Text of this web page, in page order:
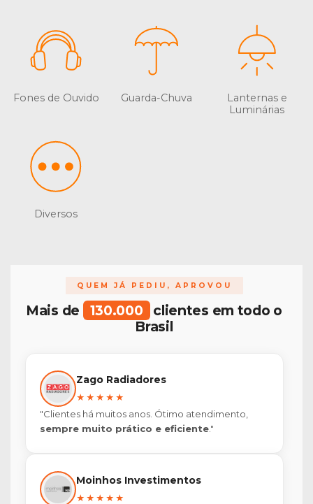
Fones de Ouvido Guarda-Chuva
Lanternas e
Luminárias
Diversos
QUEM JÁ PEDIU, APROVOU
Mais de 130.000
clientes em todo o
Brasil
Zago Radiadores
★★★★★
"Clientes há muitos anos. Ótimo atendimento,
sempre muito prático e eficiente."
Moinhos Investimentos
★★★★★